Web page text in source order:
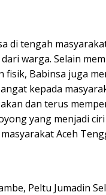
di tengah
warga. Selain
fisik, Babinsa juga
kepada
dan terus
yang menjadi
Aceh
Peltu Jumadin